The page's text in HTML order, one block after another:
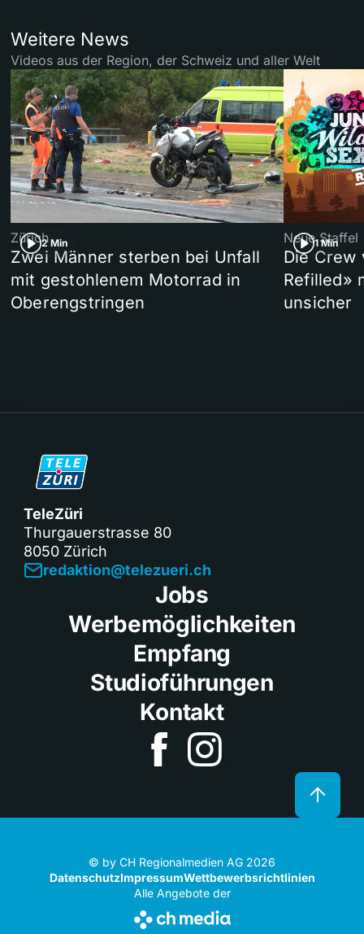
Weitere News
Videos aus der Region, der Schweiz und aller Welt
2 Min
Zürich
Zwei Männer sterben bei Unfall
mit gestohlenem Motorrad in
Oberengstringen
1 Min
Neue Staffel
Die Crew
Refilled»
unsicher
TeleZüri
Thurgauerstrasse 80
8050 Zürich
redaktion@telezueri.ch
Jobs
Werbemöglichkeiten
Empfang
Studioführungen
Kontakt
© by CH Regionalmedien AG 2026
DatenschutzImpressumWettbewerbsrichtlinien
Alle Angebote der